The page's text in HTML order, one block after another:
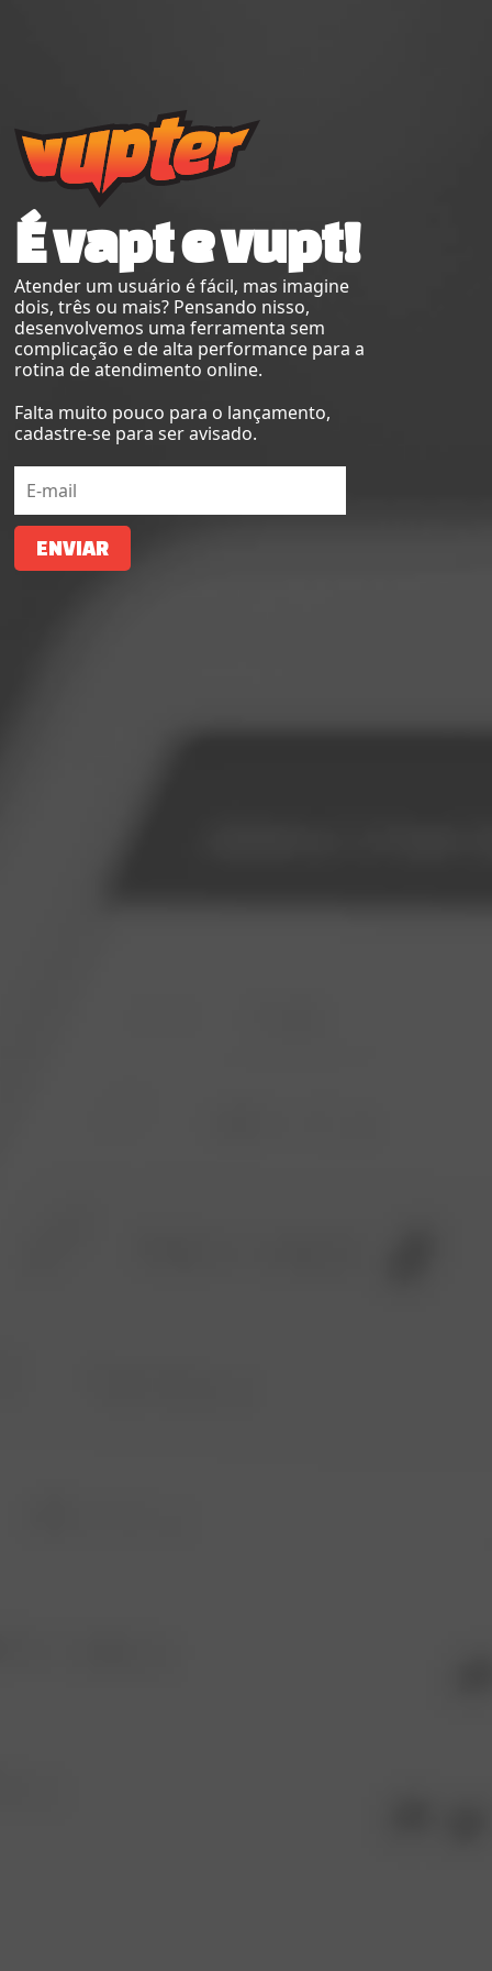
É vapt e vupt!
Atender um usuário é fácil, mas imagine
dois, três ou mais? Pensando nisso,
desenvolvemos uma ferramenta sem
complicação e de alta performance para a
rotina de atendimento online.
Falta muito pouco para o lançamento,
cadastre-se para ser avisado.
ENVIAR